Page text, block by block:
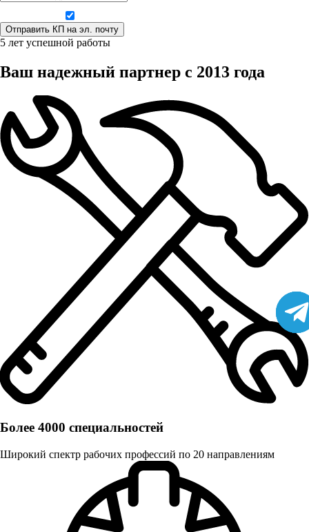
5 лет успешной работы
Ваш надежный партнер с 2013 года
Более 4000 специальностей
Широкий спектр рабочих профессий по 20 направлениям